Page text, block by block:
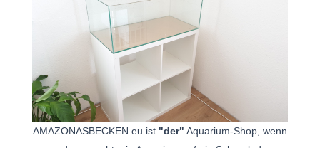
AMAZONASBECKEN.eu ist "der" Aquarium-Shop, wenn